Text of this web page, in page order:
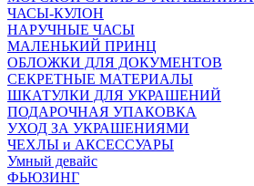
ЧАСЫ-КУЛОН
НАРУЧНЫЕ ЧАСЫ
МАЛЕНЬКИЙ ПРИНЦ
ОБЛОЖКИ ДЛЯ ДОКУМЕНТОВ
СЕКРЕТНЫЕ МАТЕРИАЛЫ
ШКАТУЛКИ ДЛЯ УКРАШЕНИЙ
ПОДАРОЧНАЯ УПАКОВКА
УХОД ЗА УКРАШЕНИЯМИ
ЧEХЛЫ и АКСЕССУАРЫ
Умный девайс
ФЬЮЗИНГ